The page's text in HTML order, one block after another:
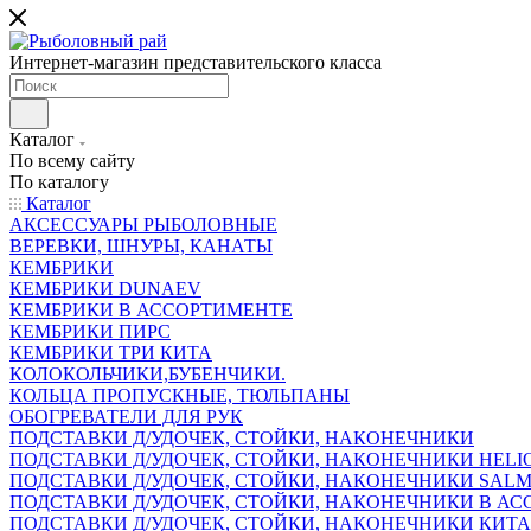
Интернет-магазин представительского класса
Каталог
По всему сайту
По каталогу
Каталог
АКСЕССУАРЫ РЫБОЛОВНЫЕ
ВЕРЕВКИ, ШНУРЫ, КАНАТЫ
КЕМБРИКИ
КЕМБРИКИ DUNAEV
КЕМБРИКИ В АССОРТИМЕНТЕ
КЕМБРИКИ ПИРС
КЕМБРИКИ ТРИ КИТА
КОЛОКОЛЬЧИКИ,БУБЕНЧИКИ.
КОЛЬЦА ПРОПУСКНЫЕ, ТЮЛЬПАНЫ
ОБОГРЕВАТЕЛИ ДЛЯ РУК
ПОДСТАВКИ Д/УДОЧЕК, СТОЙКИ, НАКОНЕЧНИКИ
ПОДСТАВКИ Д/УДОЧЕК, СТОЙКИ, НАКОНЕЧНИКИ
ПОДСТАВКИ Д/УДОЧЕК, СТОЙКИ, НАКОНЕЧНИКИ
ПОДСТАВКИ Д/УДОЧЕК, СТОЙКИ, НАКОНЕЧНИКИ В
ПОДСТАВКИ Д/УДОЧЕК, СТОЙКИ, НАКОНЕЧНИКИ